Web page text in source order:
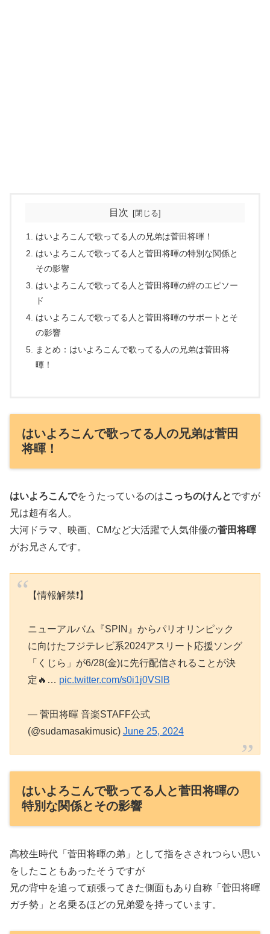
目次
はいよろこんで歌ってる人の兄弟は菅田将暉！
はいよろこんで歌ってる人と菅田将暉の特別な関係と
その影響
はいよろこんで歌ってる人と菅田将暉の絆のエピソー
ド
はいよろこんで歌ってる人と菅田将暉のサポートとそ
の影響
まとめ：はいよろこんで歌ってる人の兄弟は菅田将
暉！
はいよろこんで歌ってる人の兄弟は菅田
将暉！
はいよろこんでをうたっているのはこっちのけんとですが
兄は超有名人。
大河ドラマ、映画、CMなど大活躍で人気俳優の菅田将暉
がお兄さんです。
【情報解禁❗️】
ニューアルバム『SPIN』からパリオリンピック
に向けたフジテレビ系2024アスリート応援ソング
「くじら」が6/28(金)に先行配信されることが決
定🔥… pic.twitter.com/s0i1j0VSlB
— 菅田将暉 音楽STAFF公式
(@sudamasakimusic) June 25, 2024
はいよろこんで歌ってる人と菅田将暉の
特別な関係とその影響
高校生時代「菅田将暉の弟」として指をさされつらい思い
をしたこともあったそうですが
兄の背中を追って頑張ってきた側面もあり自称「菅田将暉
ガチ勢」と名乗るほどの兄弟愛を持っています。